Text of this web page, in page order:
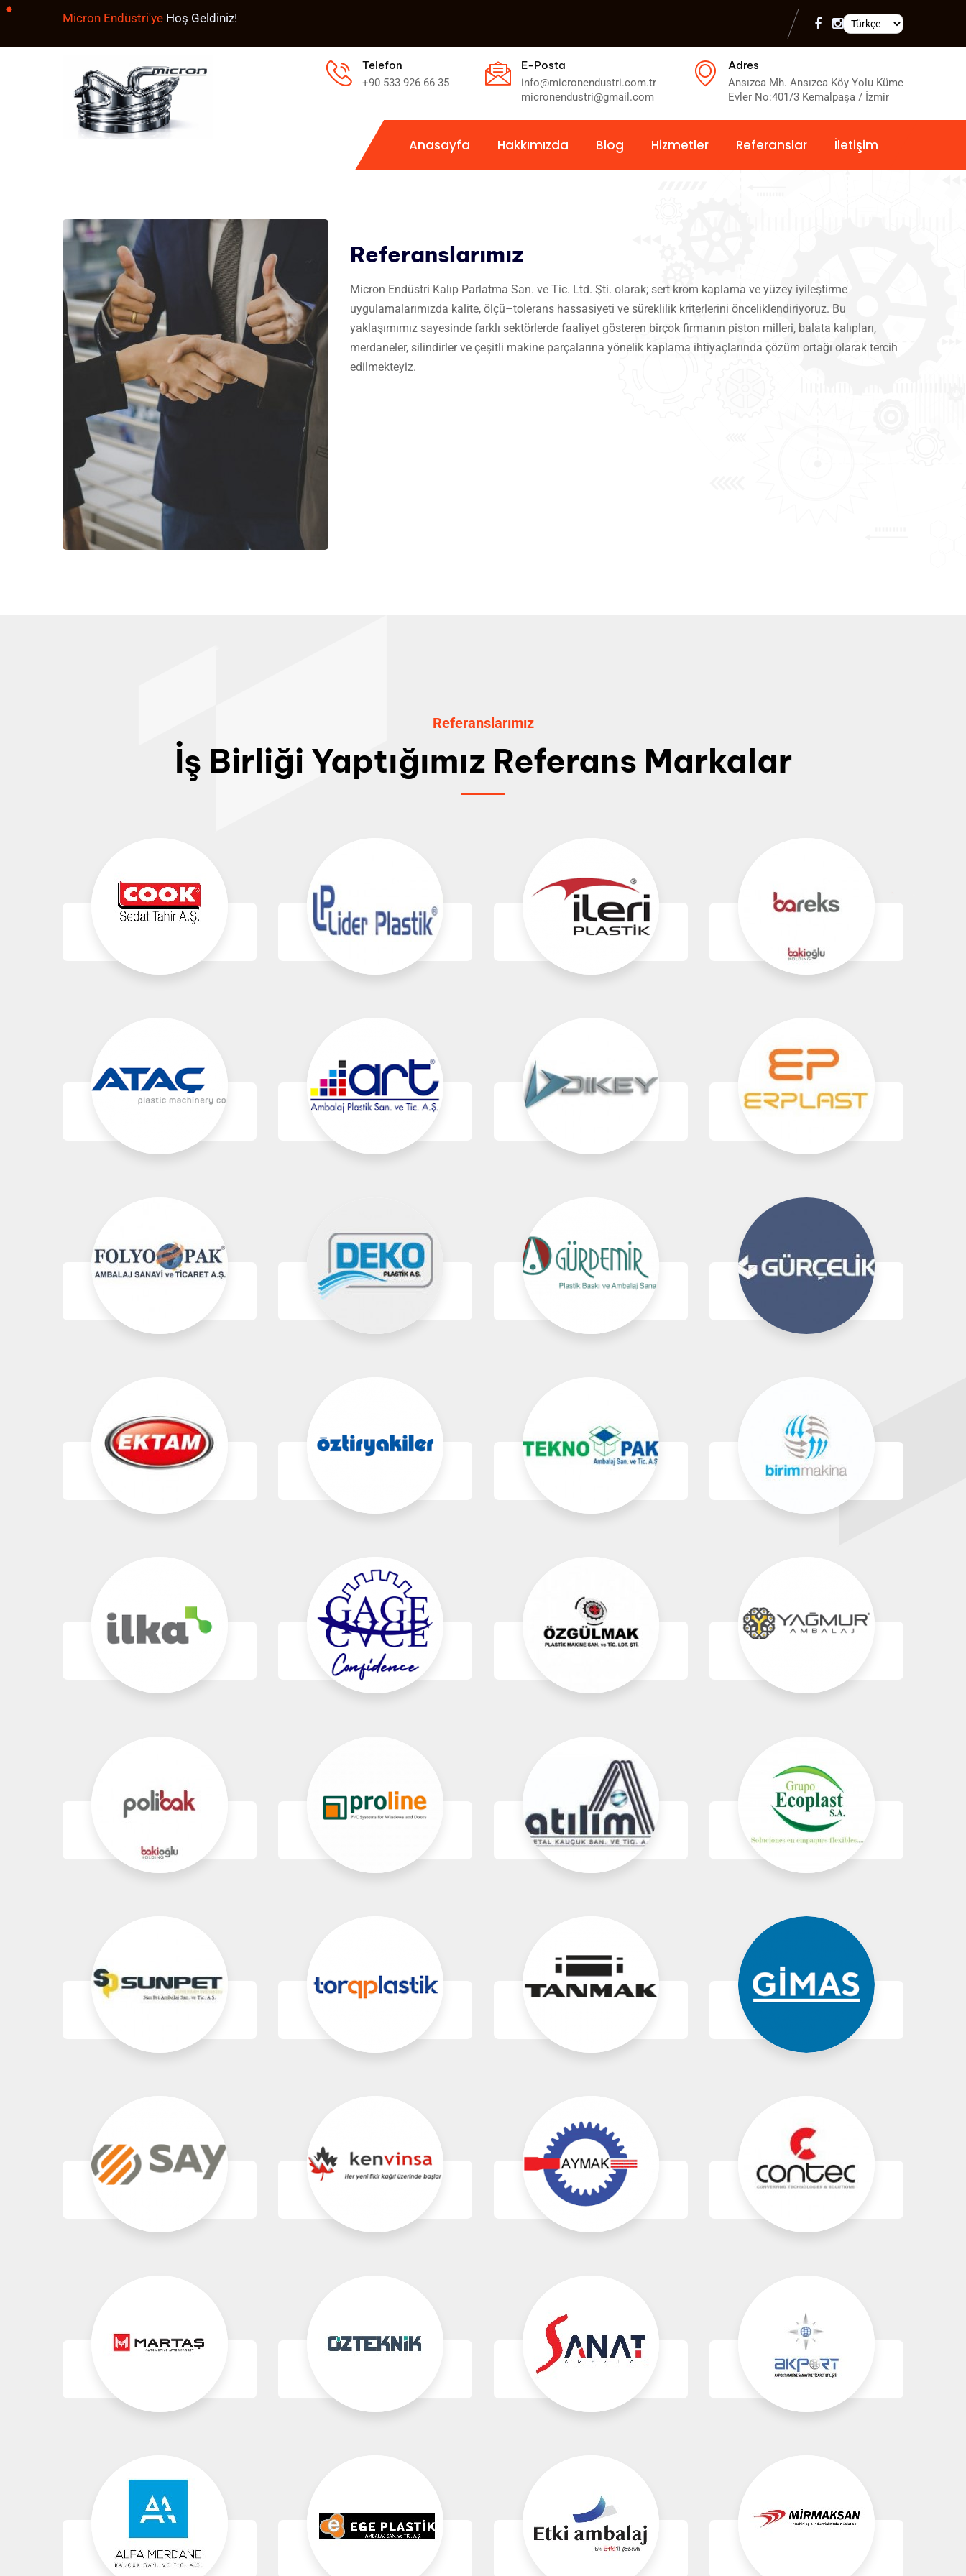
Micron Endüstri'ye Hoş Geldiniz!
Dil Seçimi
Telefon
+90 533 926 66 35
E-Posta
info@micronendustri.com.tr
micronendustri@gmail.com
Adres
Ansızca Mh. Ansızca Köy Yolu Küme
Evler No:401/3 Kemalpaşa / İzmir
Anasayfa Hakkımızda Blog Hizmetler Referanslar İletişim
Referanslarımız
Micron Endüstri Kalıp Parlatma San. ve Tic. Ltd. Şti. olarak; sert krom kaplama ve yüzey iyileştirme
uygulamalarımızda kalite, ölçü–tolerans hassasiyeti ve süreklilik kriterlerini önceliklendiriyoruz. Bu
yaklaşımımız sayesinde farklı sektörlerde faaliyet gösteren birçok firmanın piston milleri, balata kalıpları,
merdaneler, silindirler ve çeşitli makine parçalarına yönelik kaplama ihtiyaçlarında çözüm ortağı olarak tercih
edilmekteyiz.
Referanslarımız
İş Birliği Yaptığımız Referans Markalar